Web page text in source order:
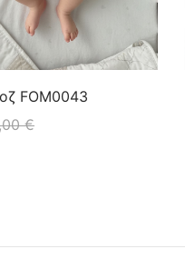
FOM0043
€